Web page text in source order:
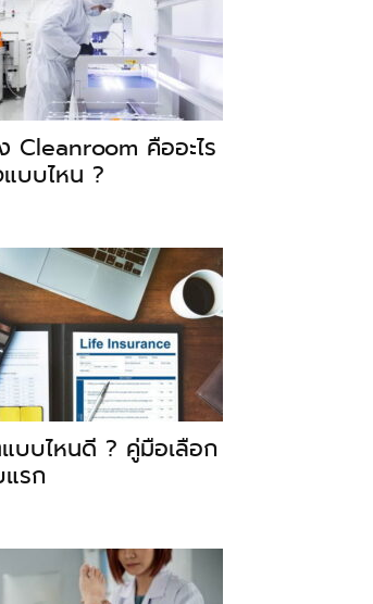
Cleanroom คืออะไร
แบบไหน ?
บบไหนดี ? คู่มือเลือก
รก